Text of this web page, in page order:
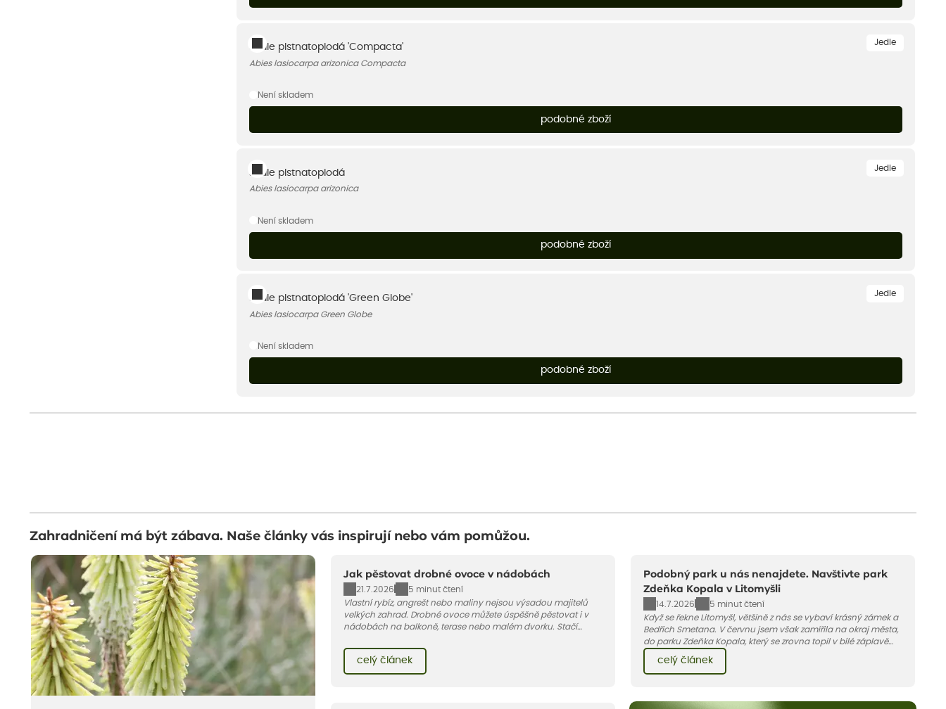
Jedle
Jedle plstnatoplodá 'Compacta'
Abies lasiocarpa arizonica Compacta
Není skladem
podobné zboží
Jedle
Jedle plstnatoplodá
Abies lasiocarpa arizonica
Není skladem
podobné zboží
Jedle
Jedle plstnatoplodá 'Green Globe'
Abies lasiocarpa Green Globe
Není skladem
podobné zboží
Zahradničení má být zábava. Naše články vás inspirují nebo vám pomůžou.
Jak pěstovat drobné ovoce v nádobách
21.7.2026
5 minut čtení
Vlastní rybíz, angrešt nebo maliny nejsou výsadou majitelů
velkých zahrad. Drobné ovoce můžete úspěšně pěstovat i v
nádobách na balkoně, terase nebo malém dvorku. Stačí
pár základních pravidel. V tomto článku vám poradíme, jak na
celý článek
Podobný park u nás nenajdete. Navštivte park
Zdeňka Kopala v Litomyšli
14.7.2026
5 minut čtení
Když se řekne Litomyšl, většině z nás se vybaví krásný zámek a
Bedřich Smetana. V červnu jsem však zamířila na okraj města,
do parku Zdeňka Kopala, který se zrovna topil v bílé záplavě
kvetoucích kopretin. Fotky řeknou víc než slova, přidávám k
nim pár řádků o tom, jak tento jedinečný kus krajiny vznikl.
celý článek